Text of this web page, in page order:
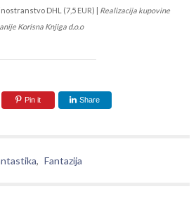
DHL (7,5 EUR) | Realizacija kupovine
Korisna Knjiga d.o.o
Pin it Share
, Fantazija